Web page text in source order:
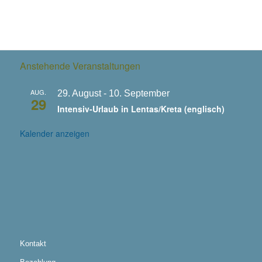
Anstehende Veranstaltungen
AUG.
29
29. August- 10. September
Intensiv-Urlaub in Lentas/Kreta (englisch)
Kalender anzeigen
Kontakt